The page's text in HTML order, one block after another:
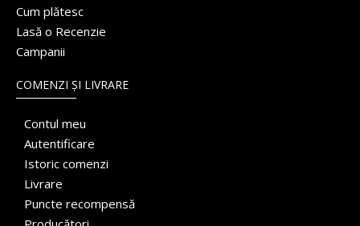
Cum plătesc
Lasă o Recenzie
Campanii
COMENZI ȘI LIVRARE
Contul meu
Autentificare
Istoric comenzi
Livrare
Puncte recompensă